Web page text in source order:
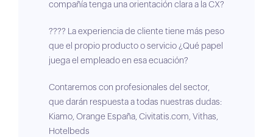
compañía tenga una orientación clara a la CX?
???? La experiencia de cliente tiene más peso
que el propio producto o servicio ¿Qué papel
juega el empleado en esa ecuación?
Contaremos con profesionales del sector,
que darán respuesta a todas nuestras dudas:
Kiamo, Orange España, Civitatis.com, Vithas,
Hotelbeds